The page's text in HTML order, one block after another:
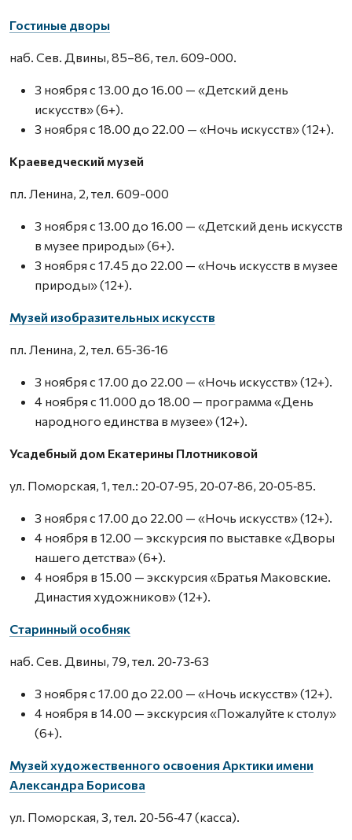
Гостиные дворы
наб. Сев. Двины, 85–86, тел. 609-000.
3 ноября с 13.00 до 16.00 — «Детский день
искусств» (6+).
3 ноября с 18.00 до 22.00 — «Ночь искусств» (12+).
Краеведческий музей
пл. Ленина, 2, тел. 609-000
3 ноября с 13.00 до 16.00 — «Детский день искусств
в музее природы» (6+).
3 ноября с 17.45 до 22.00 — «Ночь искусств в музее
природы» (12+).
Музей изобразительных искусств
пл. Ленина, 2, тел. 65‑36‑16
3 ноября с 17.00 до 22.00 — «Ночь искусств» (12+).
4 ноября с 11.000 до 18.00 — программа «День
народного единства в музее» (12+).
Усадебный дом Екатерины Плотниковой
ул. Поморская, 1, тел.: 20‑07‑95, 20‑07‑86, 20‑05‑85.
3 ноября с 17.00 до 22.00 — «Ночь искусств» (12+).
4 ноября в 12.00 — экскурсия по выставке «Дворы
нашего детства» (6+).
4 ноября в 15.00 — экскурсия «Братья Маковские.
Династия художников» (12+).
Старинный особняк
наб. Сев. Двины, 79, тел. 20‑73‑63
3 ноября с 17.00 до 22.00 — «Ночь искусств» (12+).
4 ноября в 14.00 — экскурсия «Пожалуйте к столу»
(6+).
Музей художественного освоения Арктики имени
Александра Борисова
ул. Поморская, 3, тел. 20‑56‑47 (касса).